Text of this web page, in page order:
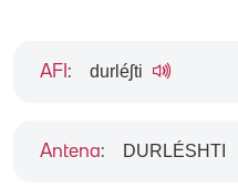
AFI : durléʃti
Antena: DURLÉSHTI